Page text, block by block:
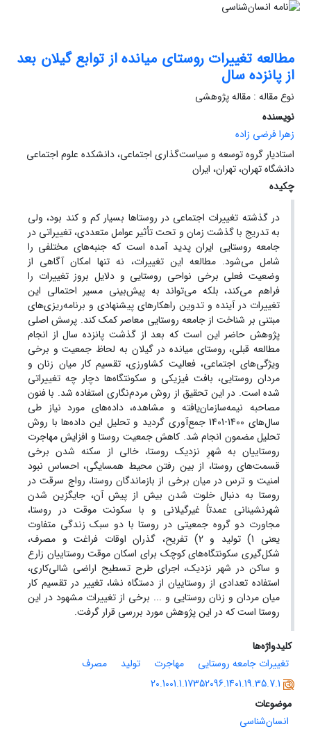
مطالعه تغییرات روستای میانده از توابع گیلان بعد
از پانزده سال
نوع مقاله : مقاله پژوهشی
نویسنده
زهرا فرضی زاده
استادیار گروه توسعه و سیاست‌گذاری اجتماعی، دانشکده علوم اجتماعی
دانشگاه تهران، تهران، ایران
چکیده
در گذشته تغییرات اجتماعی در روستاها بسیار کم و کند بود، ولی
به تدریج با گذشت زمان و تحت تأثیر عوامل متعددی، تغییراتی در
جامعه روستایی ایران پدید آمده است که جنبه‌های مختلفی را
شامل می‌شود. مطالعه این تغییرات، نه تنها امکان آگاهی از
وضعیت فعلی برخی نواحی روستایی و دلایل بروز تغییرات را
فراهم می‌کند، بلکه می‌تواند به پیش‌بینی مسیر احتمالی این
تغییرات در آینده و تدوین راهکارهای پیشنهادی و برنامه‌ریزی‌های
مبتنی بر شناخت از جامعه روستایی معاصر کمک کند. پرسش اصلی
پژوهش حاضر این است که بعد از گذشت پانزده سال از انجام
مطالعه قبلی، روستای میانده در گیلان به لحاظ جمعیت و برخی
ویژگی‌های اجتماعی، فعالیت کشاورزی، تقسیم کار میان زنان و
مردان روستایی، بافت فیزیکی و سکونتگاه‌ها دچار چه تغییراتی
شده است. در این تحقیق از روش مردم‌نگاری استفاده شد. با فنون
مصاحبه نیمه‌سازمان‌یافته و مشاهده، داده‌های مورد نیاز طی
سال‌های 1400-1401 جمع‌آوری گردید و تحلیل این داده‌ها با روش
تحلیل مضمون انجام شد. کاهش جمعیت روستا و افزایش مهاجرت‌
روستاییان به شهرِ نزدیک روستا، خالی ‌از‌ سکنه شدن برخی
قسمت‌های روستا، از بین رفتن محیط همسایگی، احساس نبود
امنیت و ترس در میان برخی از بازماندگان روستا، رواج سرقت در
روستا به دنبال خلوت شدن بیش از پیش آن، جایگزین شدن
شهرنشینانی عمدتاً غیرگیلانی و با سکونت موقت در روستا،
مجاورت دو گروه جمعیتی در روستا با دو سبک زندگی متفاوت
یعنی 1) تولید و 2) تفریح، گذران اوقات فراغت و مصرف،
شکل‌گیری سکونتگاه‌های کوچک برای اسکان موقت روستاییان زارع
و ساکن در شهر نزدیک، اجرای طرح تسطیح اراضی شالی‌کاری،
استفاده تعدادی از روستاییان از دستگاه نشا، تغییر در تقسیم کار
میان مردان و زنان روستایی و ... برخی از تغییرات مشهود در این
روستا است که در این پژوهش مورد بررسی قرار گرفت.
کلیدواژه‌ها
تغییرات جامعه روستایی
مهاجرت تولید
مصرف
20.1001.1.17352096.1401.19.35.7.1
موضوعات
انسان‌شناسی